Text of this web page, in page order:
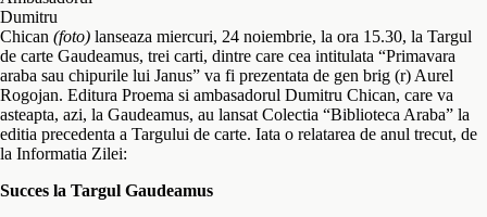
Dumitru
Chican (foto) lanseaza miercuri, 24 noiembrie, la ora 15.30, la Targul
de carte Gaudeamus, trei carti, dintre care cea intitulata “Primavara
araba sau chipurile lui Janus” va fi prezentata de gen brig (r) Aurel
Rogojan. Editura Proema si ambasadorul Dumitru Chican, care va
asteapta, azi, la Gaudeamus, au lansat Colectia “Biblioteca Araba” la
editia precedenta a Targului de carte. Iata o relatarea de anul trecut, de
la Informatia Zilei:
Succes la Targul Gaudeamus